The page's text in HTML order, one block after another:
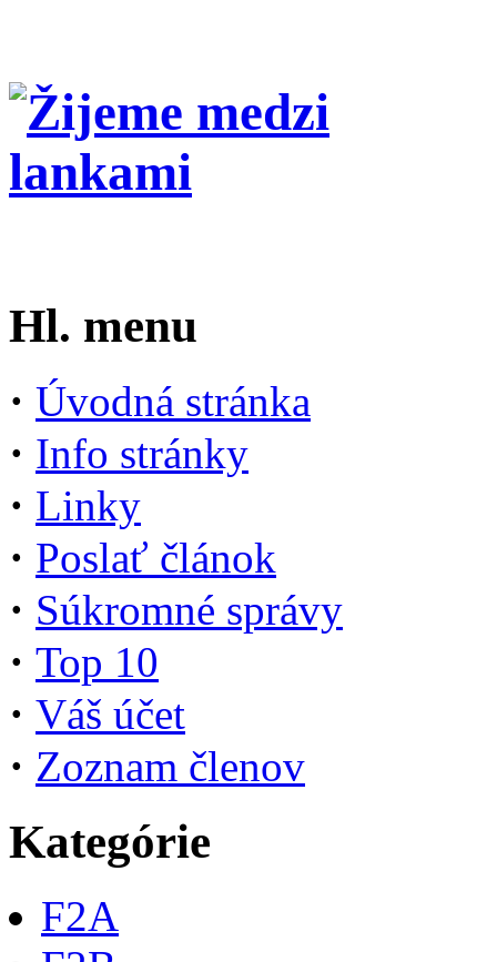
Hl. menu
· Úvodná stránka
· Info stránky
· Linky
· Poslať článok
· Súkromné správy
· Top 10
· Váš účet
· Zoznam členov
Kategórie
F2A